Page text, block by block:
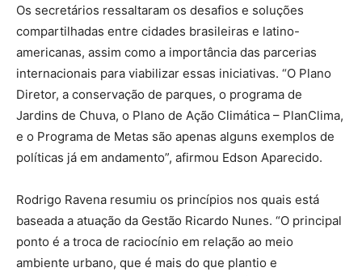
Os secretários ressaltaram os desafios e soluções
compartilhadas entre cidades brasileiras e latino-
americanas, assim como a importância das parcerias
internacionais para viabilizar essas iniciativas. “O Plano
Diretor, a conservação de parques, o programa de
Jardins de Chuva, o Plano de Ação Climática – PlanClima,
e o Programa de Metas são apenas alguns exemplos de
políticas já em andamento”, afirmou Edson Aparecido.
Rodrigo Ravena resumiu os princípios nos quais está
baseada a atuação da Gestão Ricardo Nunes. “O principal
ponto é a troca de raciocínio em relação ao meio
ambiente urbano, que é mais do que plantio e